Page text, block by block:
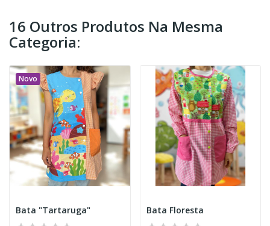
16 Outros Produtos Na Mesma
Categoria:
Novo
Bata "Tartaruga" Bata Floresta